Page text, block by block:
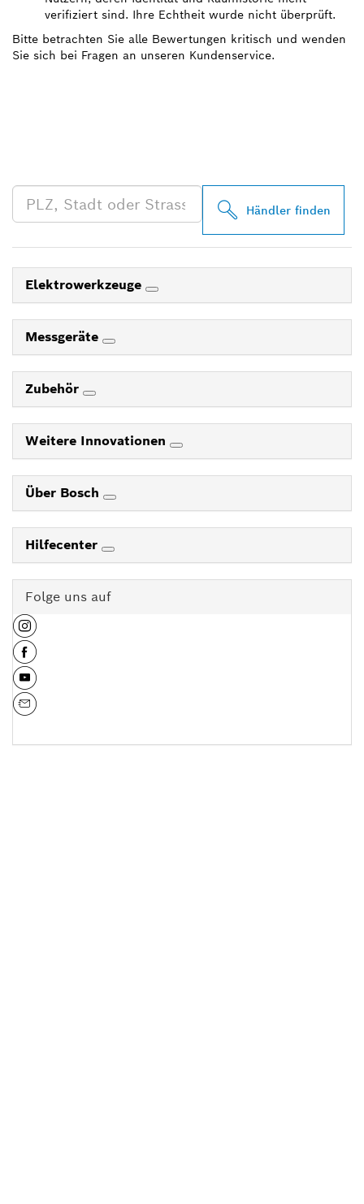
verifiziert sind. Ihre Echtheit wurde nicht überprüft.
Bitte betrachten Sie alle Bewertungen kritisch und wenden
Sie sich bei Fragen an unseren Kundenservice.
Händler finden
Elektrowerkzeuge
Messgeräte
Zubehör
Weitere Innovationen
Über Bosch
Hilfecenter
Folge uns auf